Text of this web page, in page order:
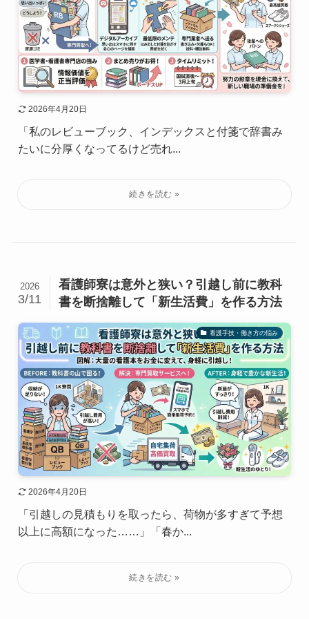
2026年4月20日
「私のレビューブック、インデックスと付箋で辞書み
たいに分厚くなってるけど売れ...
看護師寮は意外と狭い？引越し前に教科
書を断捨離して「新生活費」を作る方法
2026
3/11
看護手技・働き方の悩み
2026年4月20日
「引越しの見積もりを取ったら、荷物が多すぎて予想
以上に高額になった……」「春か...